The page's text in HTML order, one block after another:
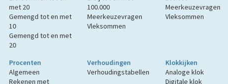
met 20
Gemengd tot en met
10
Gemengd tot en met
20
100.000
Meerkeuzevragen
Vleksommen
Meerkeuzevragen
Vleksommen
Procenten
Algemeen
Rekenen met
Verhoudingen
Verhoudingstabellen
Klokkijken
Analoge klok
Digitale klok